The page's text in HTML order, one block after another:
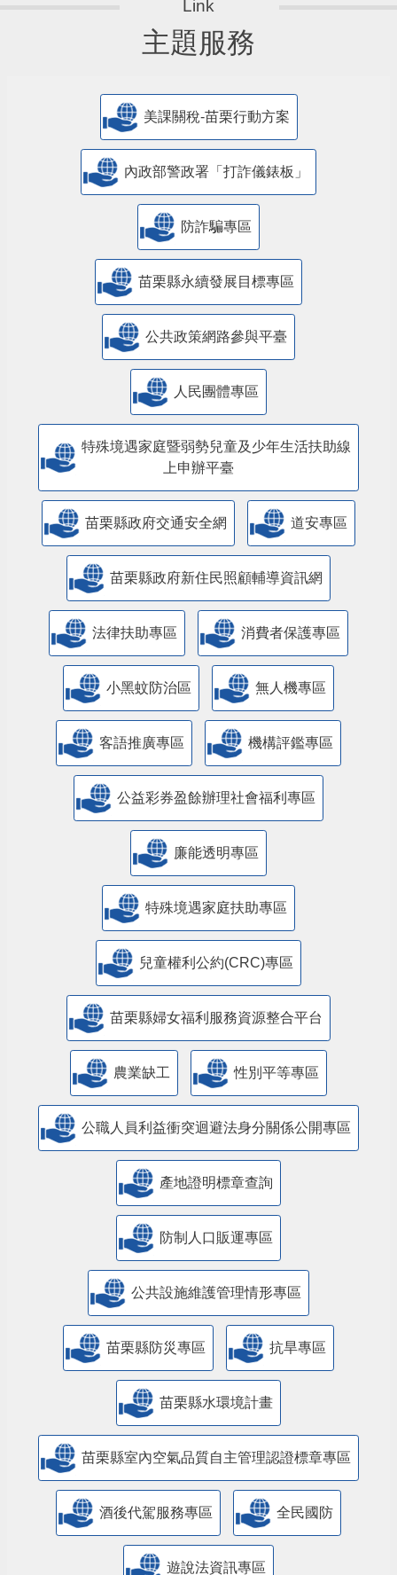
主題服務
美課關稅-苗栗行動方案
內政部警政署「打詐儀錶板」
防詐騙專區
苗栗縣永續發展目標專區
公共政策網路參與平臺
人民團體專區
特殊境遇家庭暨弱勢兒童及少年生活扶助線
上申辦平臺
苗栗縣政府交通安全網 道安專區
苗栗縣政府新住民照顧輔導資訊網
法律扶助專區 消費者保護專區
小黑蚊防治區 無人機專區
客語推廣專區 機構評鑑專區
公益彩券盈餘辦理社會福利專區
廉能透明專區
特殊境遇家庭扶助專區
兒童權利公約(CRC)專區
苗栗縣婦女福利服務資源整合平台
農業缺工 性別平等專區
公職人員利益衝突迴避法身分關係公開專區
產地證明標章查詢
防制人口販運專區
​公共設施維護管理情形專區
苗栗縣防災專區 抗旱專區
苗栗縣水環境計畫
苗栗縣室內空氣品質自主管理認證標章專區
酒後代駕服務專區 全民國防
遊說法資訊專區